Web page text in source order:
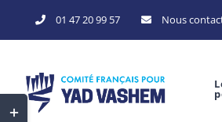
to
01 47 20 99 57 Nous
Toggle